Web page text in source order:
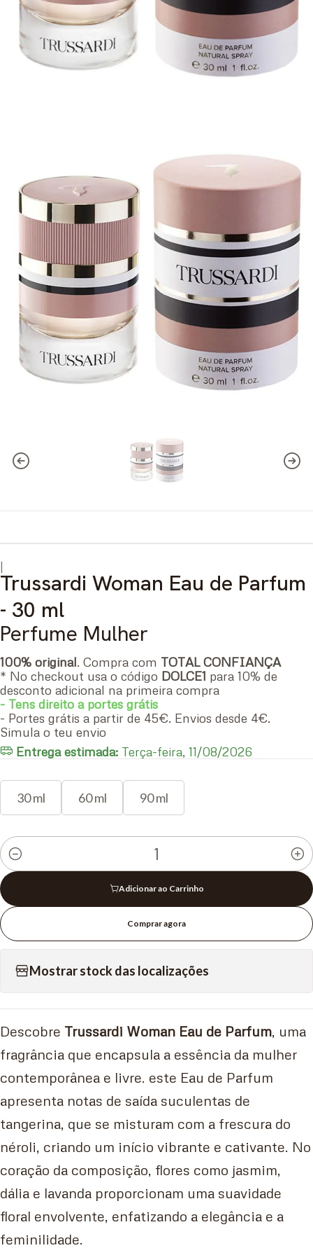
|
Trussardi Woman Eau de Parfum
- 30 ml
Perfume Mulher
100% original. Compra com TOTAL CONFIANÇA
* No checkout usa o código DOLCE1 para 10% de
desconto adicional na primeira compra
- Tens direito a portes grátis
- Portes grátis a partir de 45€. Envios desde 4€.
Simula o teu envio
Entrega estimada: Terça-feira, 11/08/2026
30 ml 60 ml 90 ml
Quantidade
Adicionar ao Carrinho
Comprar agora
Mostrar stock das localizações
Descobre Trussardi Woman Eau de Parfum, uma
fragrância que encapsula a essência da mulher
contemporânea e livre. este Eau de Parfum
apresenta notas de saída suculentas de
tangerina, que se misturam com a frescura do
néroli, criando um início vibrante e cativante. No
coração da composição, flores como jasmim,
dália e lavanda proporcionam uma suavidade
floral envolvente, enfatizando a elegância e a
feminilidade.